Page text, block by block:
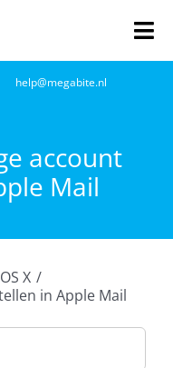
help@megabite.nl
account
Mail
X /
in Apple Mail